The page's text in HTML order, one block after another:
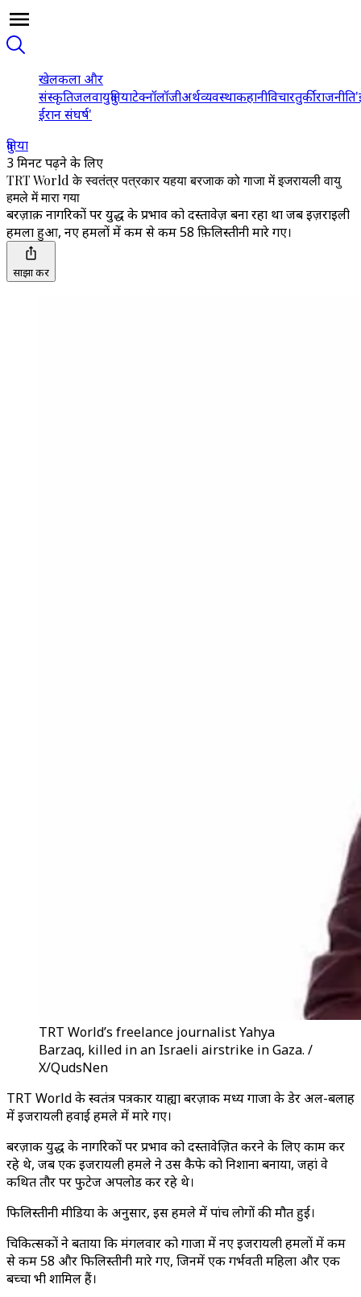
खेलकला और
संस्कृतिजलवायुदुनियाटेक्नॉलॉजीअर्थव्यवस्थाकहानीविचारतुर्कीराजनीति
ईरान संघर्ष'
दुनिया
3 मिनट पढ़ने के लिए
TRT World के स्वतंत्र पत्रकार यहया बरजाक को गाजा में इजरायली वायु
हमले में मारा गया
बरज़ाक़ नागरिकों पर युद्ध के प्रभाव को दस्तावेज़ बना रहा था जब इज़राइली
हमला हुआ, नए हमलों में कम से कम 58 फ़िलिस्तीनी मारे गए।
साझा करें
TRT World’s freelance journalist Yahya
Barzaq, killed in an Israeli airstrike in Gaza. /
X/QudsNen
TRT World के स्वतंत्र पत्रकार याह्या बरज़ाक मध्य गाजा के डेर अल-बलाह
में इजरायली हवाई हमले में मारे गए।
बरज़ाक युद्ध के नागरिकों पर प्रभाव को दस्तावेज़ित करने के लिए काम कर
रहे थे, जब एक इजरायली हमले ने उस कैफे को निशाना बनाया, जहां वे
कथित तौर पर फुटेज अपलोड कर रहे थे।
फिलिस्तीनी मीडिया के अनुसार, इस हमले में पांच लोगों की मौत हुई।
चिकित्सकों ने बताया कि मंगलवार को गाजा में नए इजरायली हमलों में कम
से कम 58 और फिलिस्तीनी मारे गए, जिनमें एक गर्भवती महिला और एक
बच्चा भी शामिल हैं।